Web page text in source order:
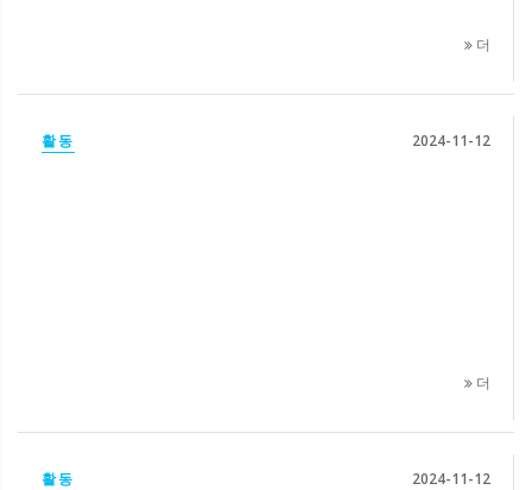
더
활동 2024-11-12
더
활동 2024-11-12